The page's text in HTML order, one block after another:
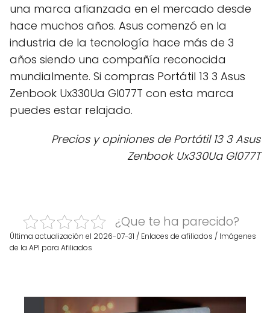
una marca afianzada en el mercado desde
hace muchos años. Asus comenzó en la
industria de la tecnología hace más de 3
años siendo una compañía reconocida
mundialmente. Si compras Portátil 13 3 Asus
Zenbook Ux330Ua Gl077T con esta marca
puedes estar relajado.
Precios y opiniones de Portátil 13 3 Asus
Zenbook Ux330Ua Gl077T
¿Que te ha parecido?
Última actualización el 2026-07-31 / Enlaces de afiliados / Imágenes
de la API para Afiliados